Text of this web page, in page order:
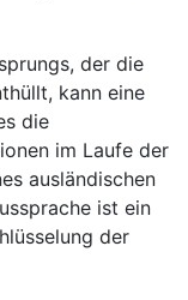
der die
kann eine
die
im Laufe der
ausländischen
ist ein
der